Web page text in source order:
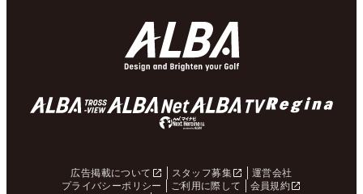
広告掲載について スタッフ募集
運営会社
プライバシーポリシー
ご利用に際して
会員規約